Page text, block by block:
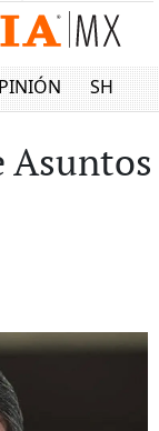
SHOW
Asuntos